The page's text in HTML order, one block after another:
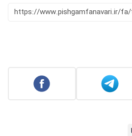
https://www.pishgamfanavari.ir/